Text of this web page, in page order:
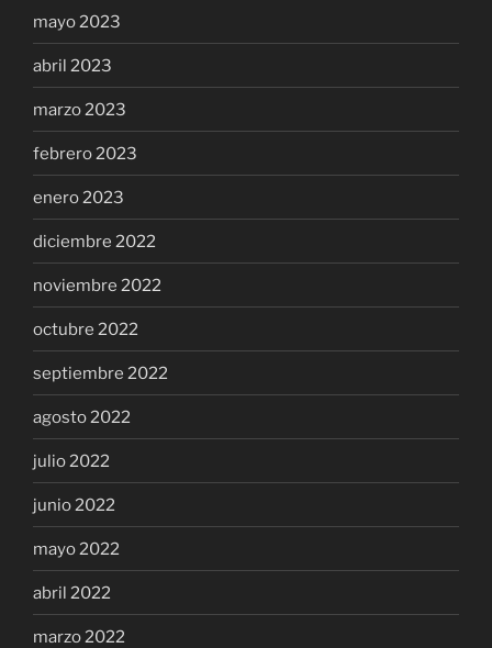
mayo 2023
abril 2023
marzo 2023
febrero 2023
enero 2023
diciembre 2022
noviembre 2022
octubre 2022
septiembre 2022
agosto 2022
julio 2022
junio 2022
mayo 2022
abril 2022
marzo 2022